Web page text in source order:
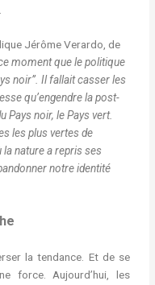
Jérôme Verardo, de
moment que le politique
noir”. Il fallait casser les
qu’engendre la post-
Pays noir, le Pays vert.
les plus vertes de
nature a repris ses
notre identité
la tendance. Et de se
force. Aujourd’hui, les